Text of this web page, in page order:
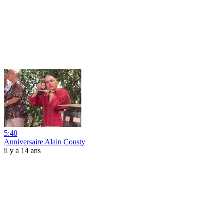
5:48
Anniversaire Alain Cousty
il y a 14 ans